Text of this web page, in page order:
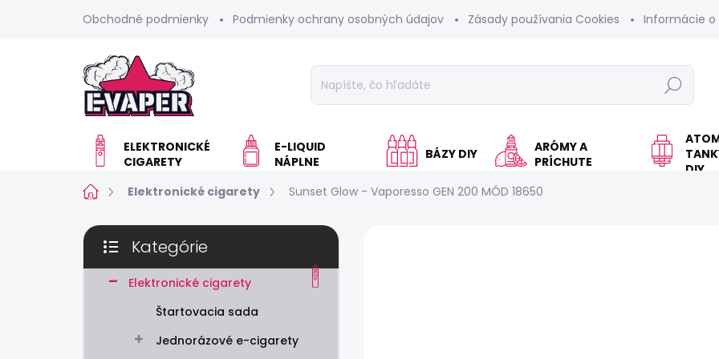
Obchodné podmienky Podmienky ochrany osobných údajov Zásady používania Cookies Informácie o
Hľadať
ELEKTRONICKÉ
CIGARETY
E-LIQUID
NÁPLNE
BÁZY DIY
ARÓMY A
PRÍCHUTE
DIY
DomovElektronické cigarety Sunset Glow - Vaporesso GEN 200 MÓD 18650
B
č
Preskočiť
kategórie
Kategórie
Elektronické cigarety
Štartovacia sada
Jednorázové e-cigarety